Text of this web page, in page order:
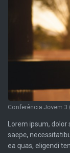
Conferência Jovem 3
Lorem ipsum,
saepe,
ea quas, eligendi